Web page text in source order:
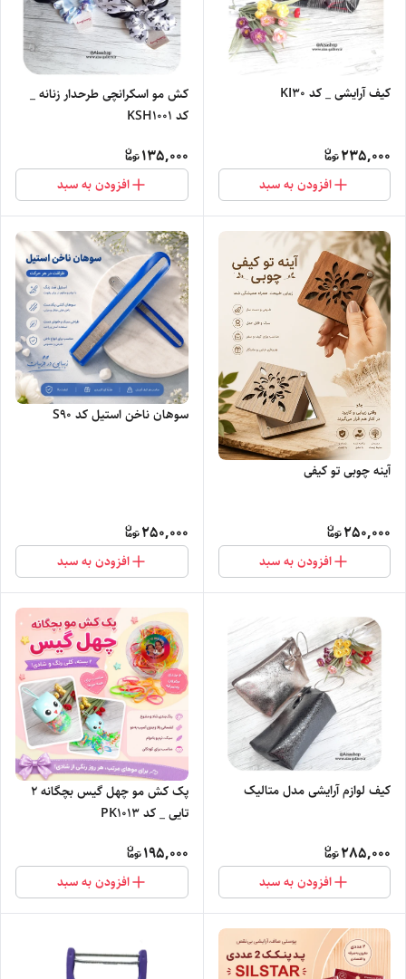
کیف آرایشی _ کد KI30
235,000
افزودن به سبد
کش مو اسکرانچی طرحدار زنانه _
کد KSH1001
135,000
افزودن به سبد
آینه چوبی تو کیفی
250,000
افزودن به سبد
سوهان ناخن استیل کد S90
250,000
افزودن به سبد
کیف لوازم آرایشی مدل متالیک
285,000
افزودن به سبد
پک کش مو چهل گیس بچگانه ۲
تایی _ کد PK1013
195,000
افزودن به سبد